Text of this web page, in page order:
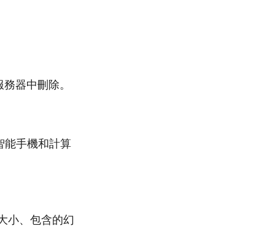
器中刪除。
能手機和計算
小、包含的幻